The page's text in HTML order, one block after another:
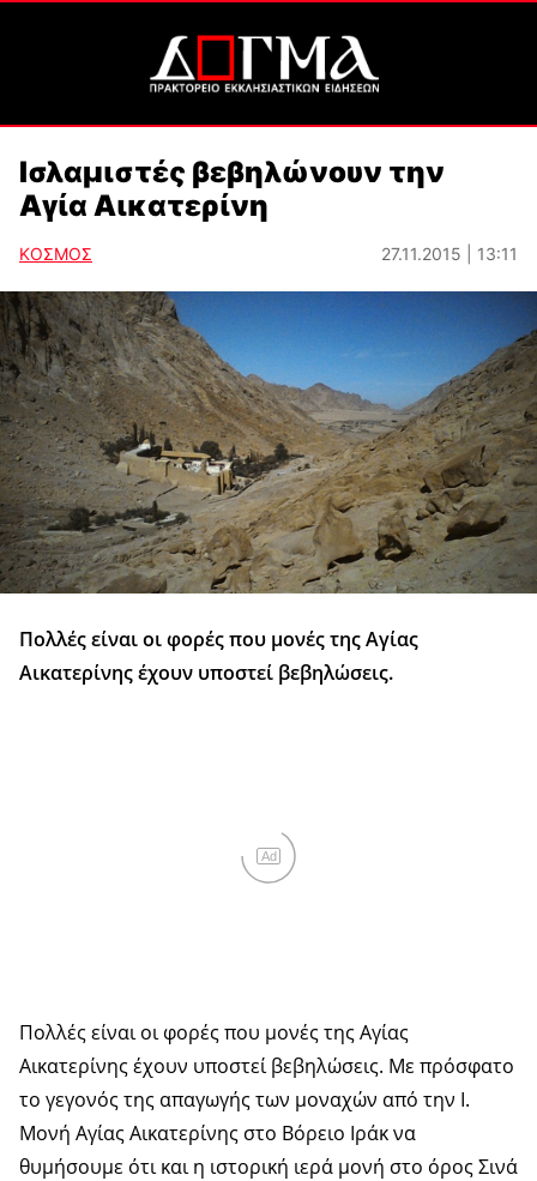
Ισλαμιστές βεβηλώνουν την
Αγία Αικατερίνη
ΚΟΣΜΟΣ 27.11.2015 | 13:11
Πολλές είναι οι φορές που μονές της Αγίας
Αικατερίνης έχουν υποστεί βεβηλώσεις.
Ad
Πολλές είναι οι φορές που μονές της Αγίας
Αικατερίνης έχουν υποστεί βεβηλώσεις. Με πρόσφατο
το γεγονός της απαγωγής των μοναχών από την Ι.
Μονή Αγίας Αικατερίνης στο Βόρειο Ιράκ να
θυμήσουμε ότι και η ιστορική ιερά μονή στο όρος Σινά